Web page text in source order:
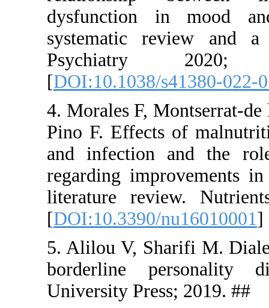
[
4. Morales
Pino F.
and
regarding
literature
[
5. Alilou
University